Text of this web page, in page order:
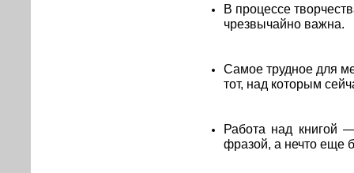
В процессе
чрезвычайно важна.
Самое трудное для
тот, над которым
Работа над книгой
фразой, а нечто еще